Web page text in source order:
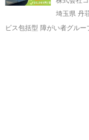
埼玉県 丹
ビス包括型 障がい者